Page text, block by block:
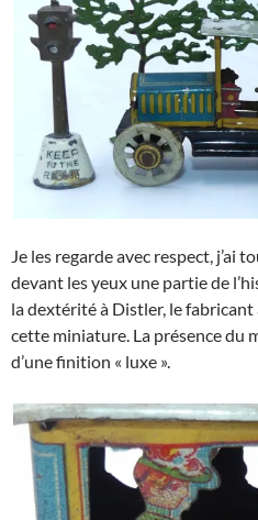
Je les regarde avec respect, j’ai
devant les yeux une partie de
la dextérité à Distler, le
cette miniature. La présence du
d’une finition « luxe ».